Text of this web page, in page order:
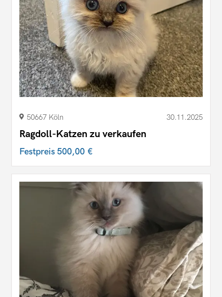
50667 Köln 30.11.2025
Ragdoll-Katzen zu verkaufen
Festpreis500,00 €